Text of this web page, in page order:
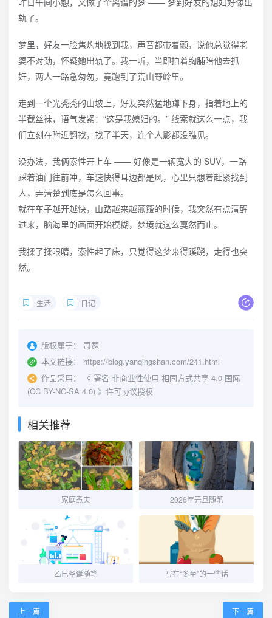
轨了。
梦里，好友一脸焦灼地找到我，声音都带着颤，说他总觉得老
婆不对劲，怀疑她出轨了。我一听，当即拍着胸脯陪他去抓
奸，两人一路急匆匆，竟跑到了荒山野岭里。
走到一个光秃秃的山坡上，好友突然猛地蹲下身，指着地上的
半截丝袜，语气发紧：“这是我媳妇的。” 线索就这么一点，我
们立刻在附近翻找，找了半天，连个人影都没瞧见。
没办法，我俩索性开上车 —— 好像是一辆宽大的 SUV，一路
踩着油门往前冲，车速快得耳边都是风，心里只想着赶紧找到
人，弄清楚到底是怎么回事。
就在车子越开越快，山路越来越颠簸的时候，我突然有点清醒
过来，脑海里的画面开始模糊，梦境就这么戛然而止。
我揉了揉眼睛，索性起了床，只觉得这梦来得蹊跷，走得也突
然。
生活 日记
版权属于：
萧瑟
本文链接：
https://blog.yanqingshan.com/241.html
作品采用：
《 署名-非商业性使用-相同方式共享 4.0 国际
(CC BY-NC-SA 4.0) 》许可协议授权
相关推荐
家庭煮夫 2026年元旦随笔
乙巳圣诞随笔 写在“冬至”的一些话
上一篇 下一篇